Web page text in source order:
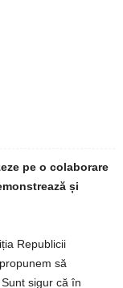
pe o colaborare
și
Republicii
să
sigur că în